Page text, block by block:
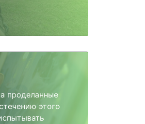
проделанные
этого